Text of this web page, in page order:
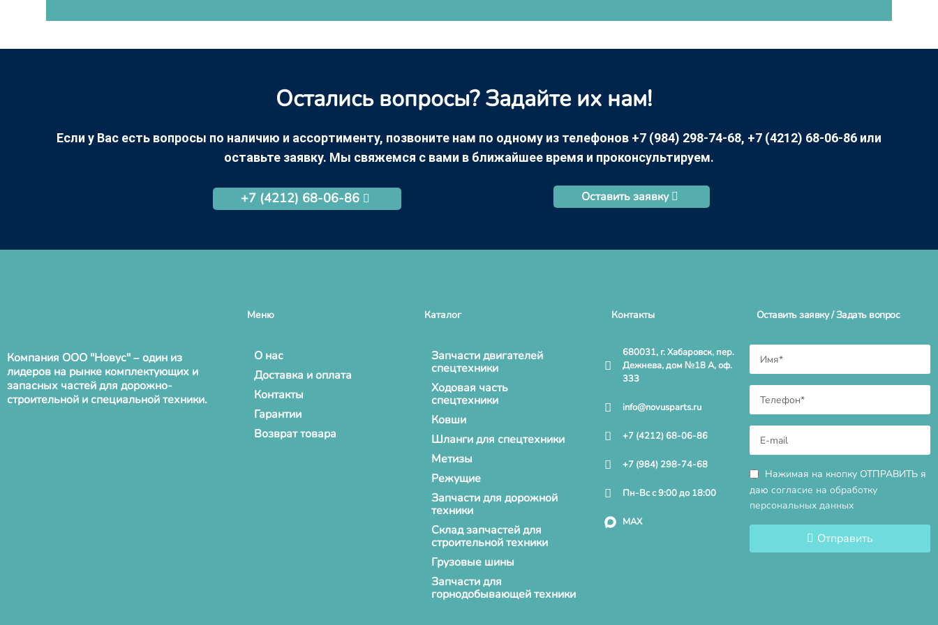
Остались вопросы? Задайте их нам!
Если у Вас есть вопросы по наличию и ассортименту, позвоните нам по одному из телефонов +7 (984) 298-74-68, +7 (4212) 68-06-86 или
оставьте заявку. Мы свяжемся с вами в ближайшее время и проконсультируем.
+7 (4212) 68-06-86 Оставить заявку
Компания ООО "Новус" – один из
лидеров на рынке комплектующих и
запасных частей для дорожно-
строительной и специальной техники.
Меню
О нас
Доставка и оплата
Контакты
Гарантии
Возврат товара
Каталог
Запчасти двигателей
спецтехники
Ходовая часть
спецтехники
Ковши
Шланги для спецтехники
Метизы
Режущие
Запчасти для дорожной
техники
Склад запчастей для
строительной техники
Грузовые шины
Запчасти для
горнодобывающей техники
Контакты
680031, г. Хабаровск, пер.
Дежнева, дом №18 А, оф.
333
info@novusparts.ru
+7 (4212) 68-06-86
+7 (984) 298-74-68
Пн-Вс с 9:00 до 18:00
MAX
Оставить заявку / Задать вопрос
Нажимая на кнопку ОТПРАВИТЬ я
даю согласие на обработку
персональных данных
Отправить